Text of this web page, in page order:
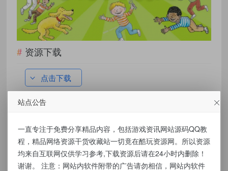
资源下载
点击下载
标签：
牛津阅读树1-9级视频课程+资料（PDF/音频/点读包） pdf/MP4
[48.7GB] ... ...
站点公告
一直专注于免费分享精品内容，包括游戏资讯网站源码QQ教
程，精品网络资源干货收藏站一切竟在酷玩资源网。所以资源
均来自互联网仅供学习参考,下载资源后请在24小时内删除！
谢谢。 注意：网站内软件附带的广告请勿相信，网站内软件